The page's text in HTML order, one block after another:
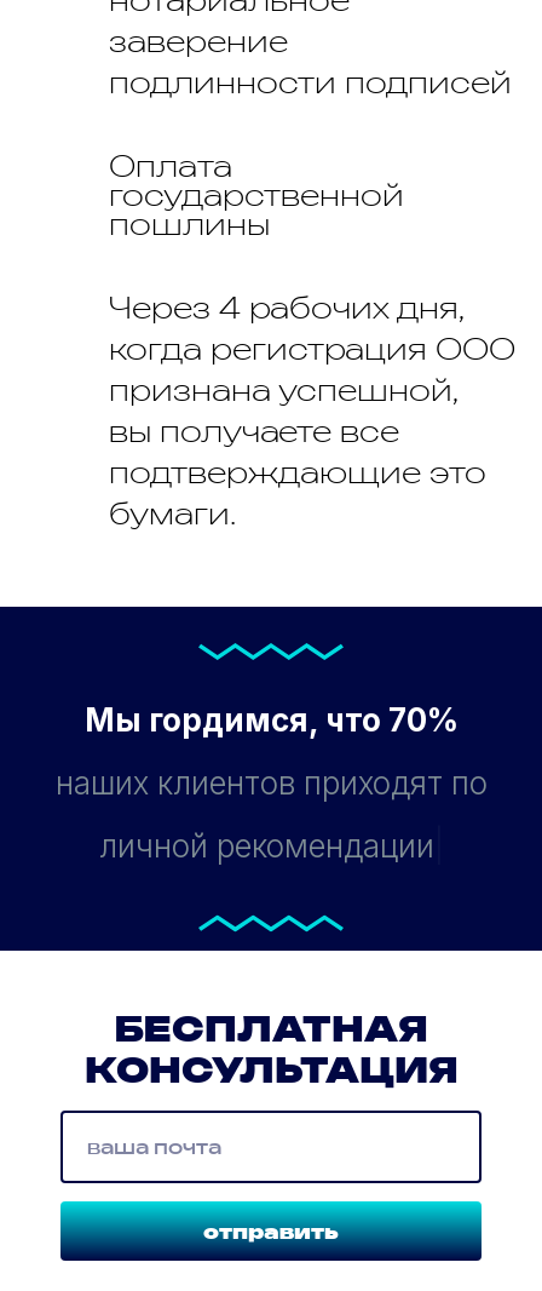
заверение
подлинности подписей
Оплата
государственной
пошлины
Через 4 рабочих дня,
когда регистрация ООО
признана успешной,
вы получаете все
подтверждающие это
бумаги.
Мы гордимся, что 70%
наших клиентов приходят по
личной рекомендации
БЕСПЛАТНАЯ
КОНСУЛЬТАЦИЯ
отправить